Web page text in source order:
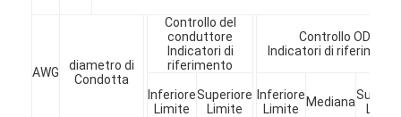
Controllo di qualità
AWG
diametro di
Condotta
Controllo del
conduttore
Indicatori di
riferimento
Controllo OD
Indicatori di riferimento
Inferiore
Limite
Superiore
Limite
Inferiore
Limite
Mediana